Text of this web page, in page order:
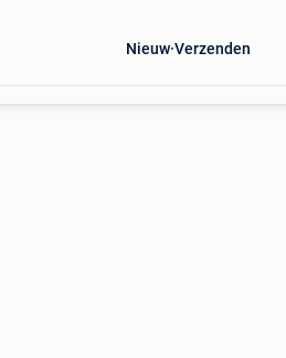
Nieuw Verzenden